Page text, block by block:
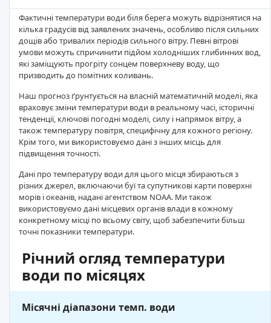
Фактичні температури води біля берега можуть відрізнятися на
кілька градусів від заявлених значень, особливо після сильних
дощів або тривалих періодів сильного вітру. Певні вітрові
умови можуть спричинити підйом холодніших глибинних вод,
які заміщують прогріту сонцем поверхневу воду, що
призводить до помітних коливань.
Наш прогноз ґрунтується на власній математичній моделі, яка
враховує зміни температури води в реальному часі, історичні
тенденції, ключові погодні моделі, силу і напрямок вітру, а
також температуру повітря, специфічну для кожного регіону.
Крім того, ми використовуємо дані з інших місць для
підвищення точності.
Дані про температуру води для цього місця збираються з
різних джерел, включаючи буї та супутникові карти поверхні
морів і океанів, надані агентством NOAA. Ми також
використовуємо дані місцевих органів влади в кожному
конкретному місці по всьому світу, щоб забезпечити більш
точні показники температури.
Річний огляд температури
води по місяцях
Місячні діапазони темп. води